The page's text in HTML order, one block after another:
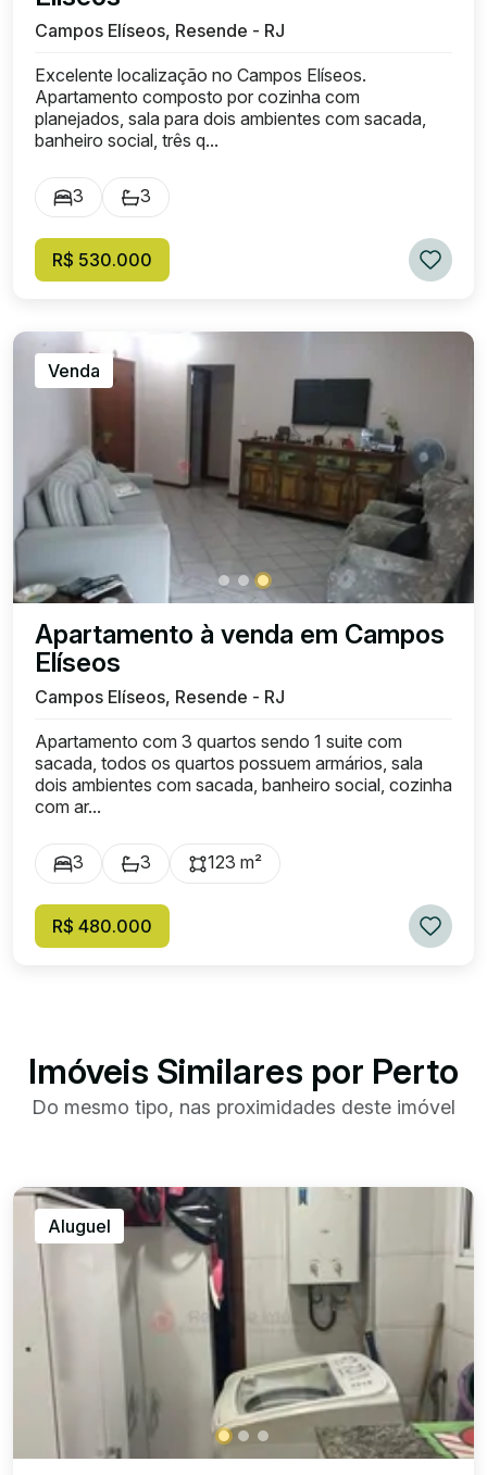
Campos Elíseos, Resende - RJ
Excelente localização no Campos Elíseos.
Apartamento composto por cozinha com
planejados, sala para dois ambientes com sacada,
banheiro social, três q...
3 3
R$ 530.000
Venda
Apartamento à venda em Campos
Elíseos
Campos Elíseos, Resende - RJ
Apartamento com 3 quartos sendo 1 suite com
sacada, todos os quartos possuem armários, sala
dois ambientes com sacada, banheiro social, cozinha
com ar...
3 3 123 m²
R$ 480.000
Imóveis Similares por Perto
Do mesmo tipo, nas proximidades deste imóvel
Aluguel